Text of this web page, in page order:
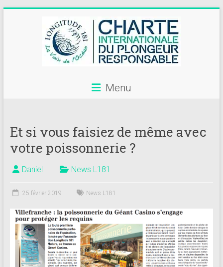
centres
de
plongée
adhérents
Longitude
181
Annuaire
des
Menu
Et si vous faisiez de même avec
votre poissonnerie ?
Daniel News L181
25 février 2019 News L181